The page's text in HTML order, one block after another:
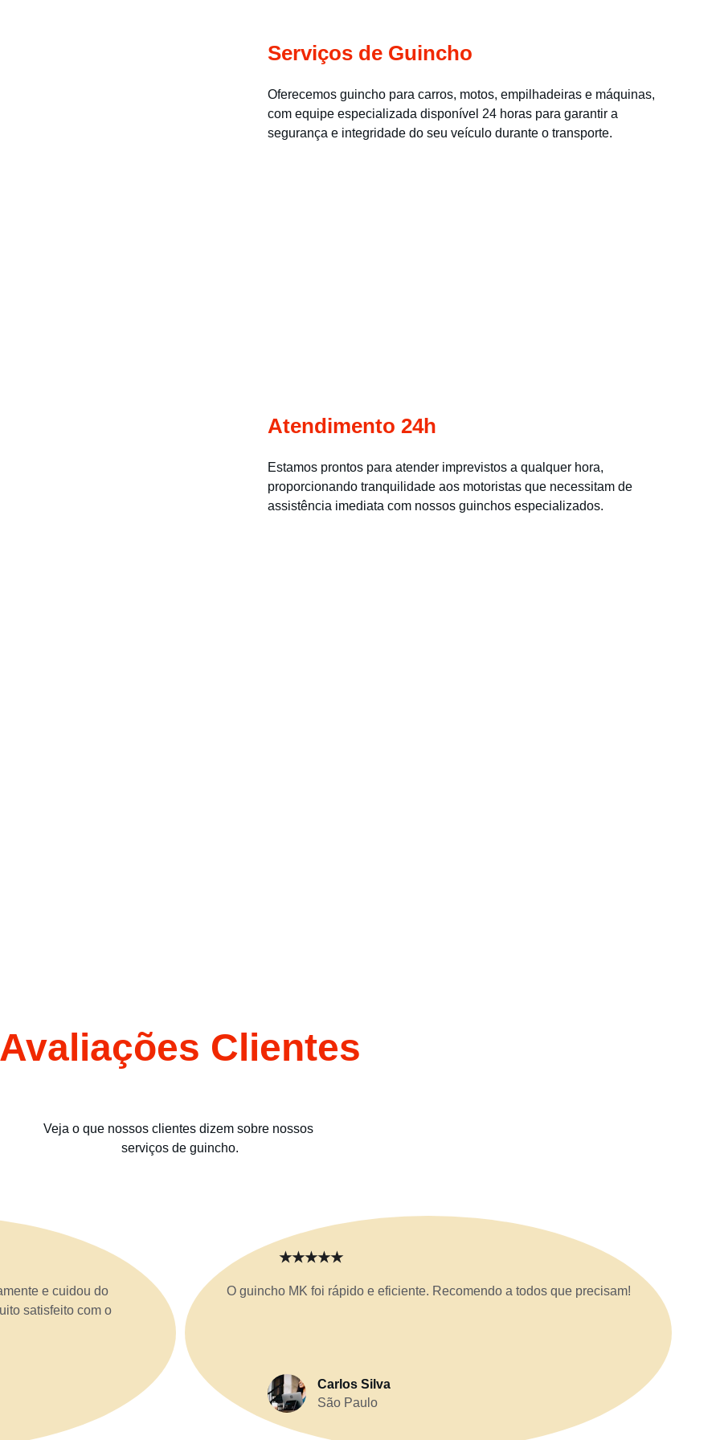
Serviços de Guincho
Oferecemos guincho para carros, motos, empilhadeiras e máquinas,
com equipe especializada disponível 24 horas para garantir a
segurança e integridade do seu veículo durante o transporte.
Atendimento 24h
Estamos prontos para atender imprevistos a qualquer hora,
proporcionando tranquilidade aos motoristas que necessitam de
assistência imediata com nossos guinchos especializados.
Avaliações Clientes
Veja o que nossos clientes dizem sobre nossos
serviços de guincho.
O guincho MK foi rápido e eficiente. Recomendo a todos que precisam!
Carlos Silva
São Paulo
e cuidou do
satisfeito com o
★★★★★